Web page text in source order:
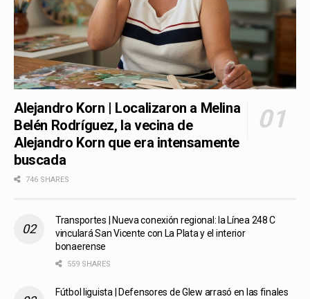
Alejandro Korn | Localizaron a Melina
Belén Rodríguez, la vecina de
Alejandro Korn que era intensamente
buscada
746 SHARES
Transportes | Nueva conexión regional: la Línea 248 C
vinculará San Vicente con La Plata y el interior
bonaerense
559 SHARES
Fútbol liguista | Defensores de Glew arrasó en las finales